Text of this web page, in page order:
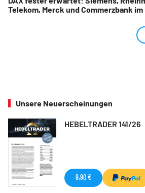
Telekom, Merck und Commerzbank im
Unsere Neuerscheinungen
HEBELTRADER 141/26
9,90 €